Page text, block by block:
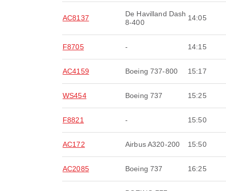
AC8137
De Havilland Dash
8-400
14:05
F8705 - 14:15
AC4159 Boeing 737-800 15:17
WS454 Boeing 737 15:25
F8821 - 15:50
AC172 Airbus A320-200 15:50
AC2085 Boeing 737 16:25